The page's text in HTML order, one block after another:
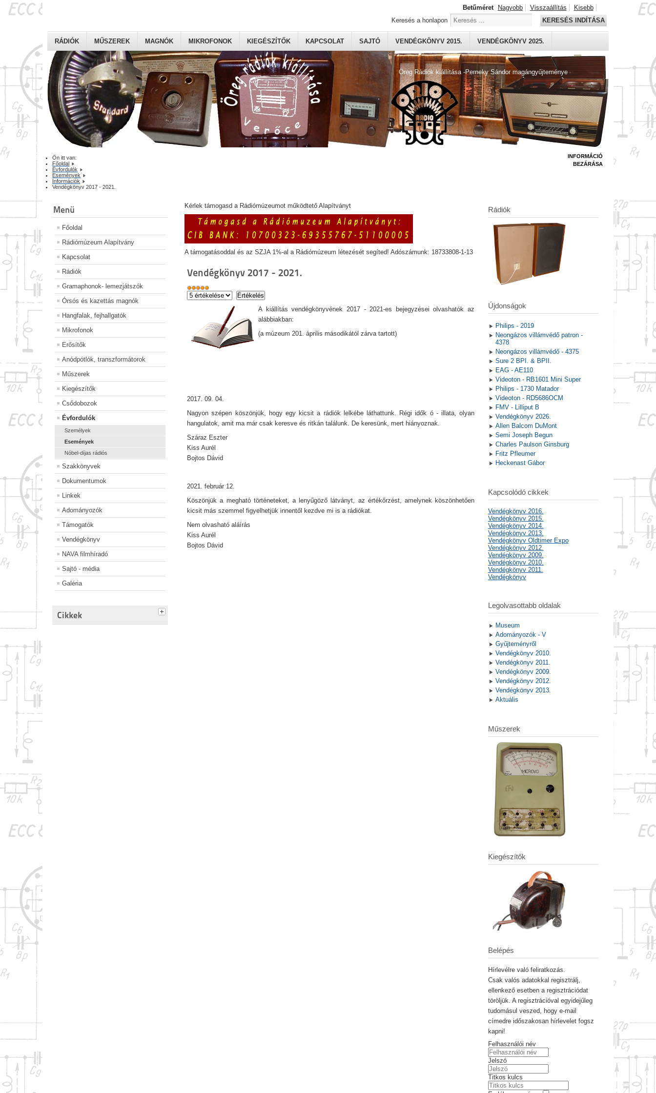
Öreg Rádiók kiállítása -Perneky Sándor magángyűjteménye
RÁDIÓK MŰSZEREK MAGNÓK MIKROFONOK KIEGÉSZÍTŐK KAPCSOLAT SAJTÓ VENDÉGKÖNYV 2015. VENDÉGKÖNYV 2025.
Betűméret Nagyobb Visszaállítás
Kisebb
Keresés a honlapon
KERESÉS INDÍTÁSA
Ön itt van:
Főoldal
Évfordulók
Események
Információk
Vendégkönyv 2017 - 2021.
Menü
Főoldal
Rádiómúzeum Alapítvány
Kapcsolat
Rádiók
Gramaphonok- lemezjátszók
Órsós és kazettás magnók
Hangfalak, fejhallgatók
Mikrofonok
Erősítők
Anódpótlók, transzformátorok
Műszerek
Kiegészítők
Csődobozok
Évfordulók
Személyek
Események
Nóbel-díjas rádiós
Szakkönyvek
Dokumentumok
Linkek
Adományozók
Támogatók
Vendégkönyv
NAVA filmhíradó
Sajtó - média
Galéria
Cikkek
Kérlek támogasd a Rádiómúzeumot működtető Alapítványt
A támogatásoddal és az SZJA 1%-al a Rádiómúzeum létezését segíted! Adószámunk: 18733808-1-13
Vendégkönyv 2017 - 2021.
A kiállítás vendégkönyvének 2017 - 2021-es bejegyzései olvashatók az
alábbiakban:
(a múzeum 201. április másodikától zárva tartott)
2017. 09. 04.
Nagyon szépen köszönjük, hogy egy kicsit a rádiók lelkébe láthattunk. Régi idők ó - illata, olyan
hangulatok, amit ma már csak keresve és ritkán találunk. De keresünk, mert hiányoznak.
Száraz Eszter
Kiss Aurél
Bojtos Dávid
2021. február 12.
Köszönjük a megható történeteket, a lenyűgöző látványt, az értékőrzést, amelynek köszönhetően
kicsit más szemmel figyelhetjük innentől kezdve mi is a rádiókat.
Nem olvasható aláírás
Kiss Aurél
Bojtos Dávid
INFORMÁCIÓ
BEZÁRÁSA
Rádiók
Újdonságok
Philips - 2019
Neongázos villámvédő patron -
4378
Neongázos villámvédő - 4375
Sure 2 BPI. & BPII.
EAG - AE110
Videoton - RB1601 Mini Super
Philips - 1730 Matador
Videoton - RD5686OCM
FMV - Lilliput B
Vendégkönyv 2026.
Allen Balcom DuMont
Semi Joseph Begun
Charles Paulson Ginsburg
Fritz Pfleumer
Heckenast Gábor
Kapcsolódó cikkek
Vendégkönyv 2016.
Vendégkönyv 2015.
Vendégkönyv 2014.
Vendégkönyv 2013.
Vendégkönyv Oldtimer Expo
Vendégkönyv 2012.
Vendégkönyv 2009.
Vendégkönyv 2010.
Vendégkönyv 2011.
Vendégkönyv
Legolvasottabb oldalak
Museum
Adományozók - V
Gyűjteményről
Vendégkönyv 2010.
Vendégkönyv 2011.
Vendégkönyv 2009.
Vendégkönyv 2012.
Vendégkönyv 2013.
Aktuális
Műszerek
Kiegészítők
Belépés
Hírlevélre való feliratkozás.
Csak valós adatokkal regisztrálj,
ellenkező esetben a regisztrációdat
töröljük. A regisztrációval egyidejűleg
tudomásul veszed, hogy e-mail
címedre időszakosan hírlevelet fogsz
kapni!
Felhasználói név
Jelszó
Titkos kulcs